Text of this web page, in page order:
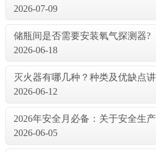
2026-07-09
储瓶间是否需要安装氧气探测器?
2026-06-18
灭火器有哪几种？种类及优缺点
2026-06-12
2026年安全月必备：关于安全生
2026-06-05